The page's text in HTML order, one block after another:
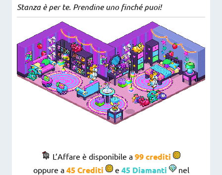
Stanza è per te. Prendine uno finché puoi!
L’Affare è disponibile a 99 crediti
oppure a 45 Crediti e 45 Diamanti
nel